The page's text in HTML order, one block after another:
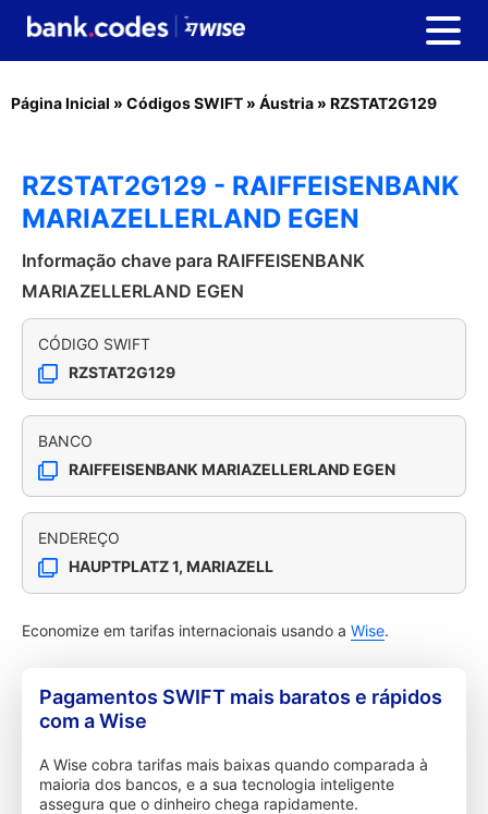
Página Inicial » Códigos SWIFT » Áustria » RZSTAT2G129
RZSTAT2G129 - RAIFFEISENBANK
MARIAZELLERLAND EGEN
Informação chave para RAIFFEISENBANK
MARIAZELLERLAND EGEN
CÓDIGO SWIFT
RZSTAT2G129
BANCO
RAIFFEISENBANK MARIAZELLERLAND EGEN
ENDEREÇO
HAUPTPLATZ 1, MARIAZELL
Economize em tarifas internacionais usando a Wise.
Pagamentos SWIFT mais baratos e rápidos
com a Wise
A Wise cobra tarifas mais baixas quando comparada à
maioria dos bancos, e a sua tecnologia inteligente
assegura que o dinheiro chega rapidamente.